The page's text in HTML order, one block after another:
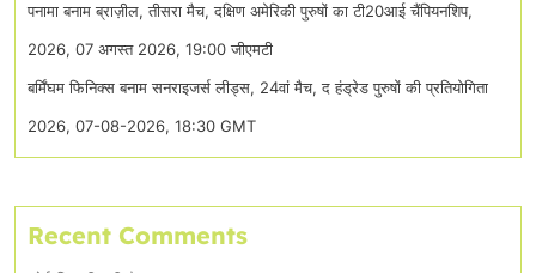
पनामा बनाम ब्राज़ील, तीसरा मैच, दक्षिण अमेरिकी पुरुषों का टी20आई चैंपियनशिप,
2026, 07 अगस्त 2026, 19:00 जीएमटी
बर्मिंघम फिनिक्स बनाम सनराइजर्स लीड्स, 24वां मैच, द हंड्रेड पुरुषों की प्रतियोगिता
2026, 07-08-2026, 18:30 GMT
Recent Comments